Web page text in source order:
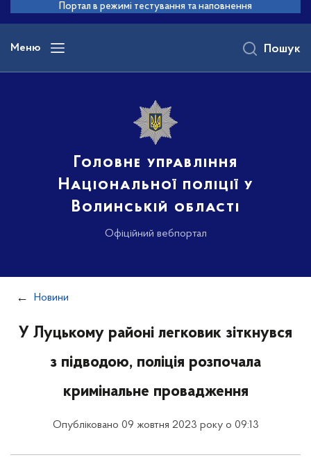
основного
вмісту
Портал в режимі тестування та наповнення
Меню
Головне управління
Національної поліції у
Волинській області
Офіційний вебпортал
Пошук
Новини
У Луцькому районі легковик зіткнувся
з підводою, поліція розпочала
кримінальне провадження
Опубліковано 09 жовтня 2023 року о 09:13